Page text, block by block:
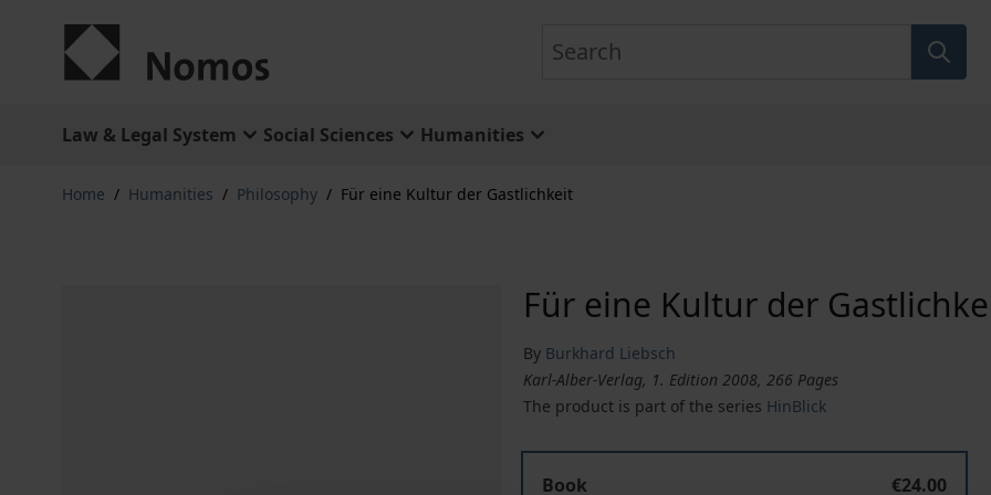
Law & Legal System Social Sciences Humanities
Home / Humanities / Philosophy / Für eine Kultur der Gastlichkeit
Für eine Kultur der
By Burkhard Liebsch
Karl-Alber-Verlag, 1. Edition 2008, 266 Pages
The product is part of the series HinBlick
Book
€24.00